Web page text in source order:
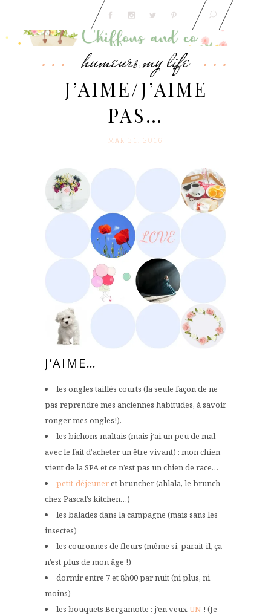
humeurs,my life
J’AIME/J’AIME
PAS…
MAR 31. 2016
J’AIME…
les ongles taillés courts (la seule façon de ne
pas reprendre mes anciennes habitudes, à savoir
ronger mes ongles!).
les bichons maltais (mais j’ai un peu de mal
avec le fait d’acheter un être vivant) : mon chien
vient de la SPA et ce n’est pas un chien de race…
petit-déjeuneret bruncher (ahlala, le brunch
chez Pascal’s kitchen…)
les balades dans la campagne (mais sans les
insectes)
les couronnes de fleurs (même si, parait-il, ça
n’est plus de mon âge !)
dormir entre 7 et 8h00 par nuit (ni plus, ni
moins)
les bouquets Bergamotte : j’en veuxUN ! (Je